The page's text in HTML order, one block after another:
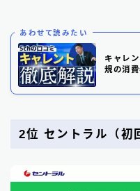
あわせて読みたい
キャレ
規の消
2位 セントラル（初